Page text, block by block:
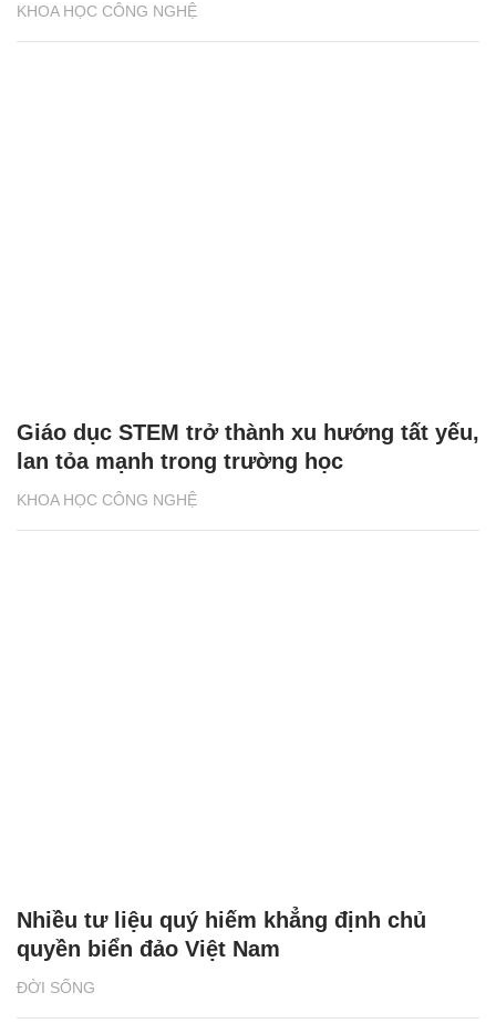
KHOA HỌC CÔNG NGHỆ
KHOA HỌC CÔNG NGHỆ
Giáo dục STEM trở thành xu hướng tất yếu,
lan tỏa mạnh trong trường học
ĐỜI SỐNG
Nhiều tư liệu quý hiếm khẳng định chủ
quyền biển đảo Việt Nam